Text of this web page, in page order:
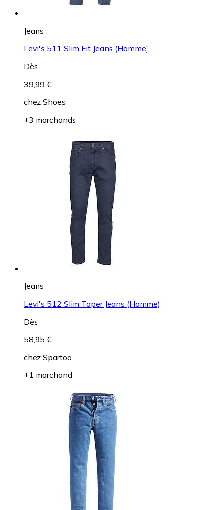
Jeans
Levi's 511 Slim Fit Jeans (Homme)
Dès
39,99 €
chez Shoes
+3 marchands
Jeans
Levi's 512 Slim Taper Jeans (Homme)
Dès
58,95 €
chez Spartoo
+1 marchand